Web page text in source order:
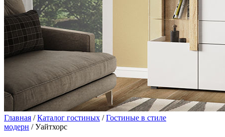
Главная /Каталог гостиных /Гостиные в стиле
модерн / Уайтхорс